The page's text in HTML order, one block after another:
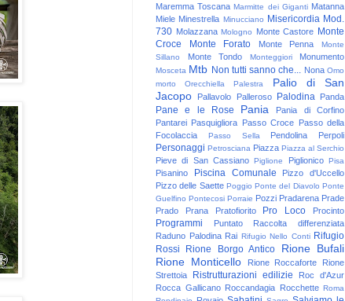
Maremma Toscana Marmitte dei Giganti Matanna
Miele Minestrella Minucciano Misericordia Mod.
730 Molazzana Mologno Monte Castore Monte
Croce
Monte Forato Monte Penna
Monte
Sillano
Monte Tondo Monteggiori Monumento
Mosceta Mtb Non tutti sanno che... Nona Omo
morto
Orecchiella Palestra
Palio di San
Jacopo
Pallavolo Palleroso Palodina Panda
Pane e le Rose Pania
Pania di Corfino
Pantarei Pasquigliora Passo Croce Passo della
Focolaccia
Passo Sella Pendolina Perpoli
Personaggi Petrosciana Piazza Piazza al Serchio
Pieve di San Cassiano Piglione Piglionico Pisa
Pisanino Piscina Comunale
Pizzo d'Uccello
Pizzo delle Saette Poggio Ponte del Diavolo Ponte
Guelfino Pontecosi Porraie Pozzi Pradarena Prade
Prado
Prana Pratofiorito Pro Loco Procinto
Programmi Puntato
Raccolta differenziata
Raduno Palodina Rai Rifugio Nello Conti Rifugio
Rossi
Rione Borgo Antico
Rione Bufali
Rione Monticello
Rione Roccaforte
Rione
Strettoia
Ristrutturazioni edilizie
Roc d'Azur
Rocca Gallicano Roccandagia Rocchette Roma